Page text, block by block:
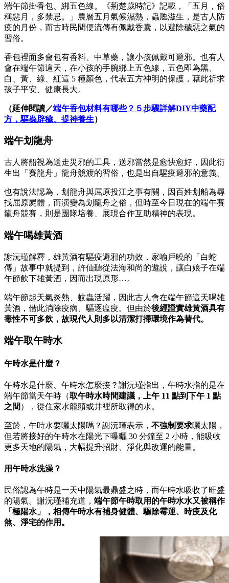
端午節掛香包、綁五色線。《荊楚歲時記》記載，「五月，俗
稱惡月，多禁忌。」農曆五月氣候濕熱，蟲虺滋生，是古人防
疫的月份，而古時民間便流傳有佩戴香囊，以避除穢惡之氣的
習俗。
香包裡面多會包有香料、中草藥，讓小孩佩戴可避邪。也有人
會在端午節這天，在小孩的手腕綁上五色線，五色即為黑、
白、黃、綠、紅這 5 種顏色，代表五方神明的保護，藉此祈求
孩子平安、健康長大。
（延伸閱讀／端午香包材料有哪些？５步驟詳解DIY中藥配
方，驅蟲辟穢、提神養生）
端午划龍舟
古人將船視為送走災邪的工具，送邪當然是愈快愈好，因此衍
生出「賽龍舟」龍舟競渡的習俗，也是出自驅疫避邪的意義。
也有說法認為，划龍舟與屈原投江之事有關，因百姓划船為尋
找屈原屍體，而演變為划龍舟之俗，但時至今日現在的端午賽
龍舟競賽，則是團隊培養、展現合作互助精神的表現。
端午喝雄黃酒
謝沅瑾解釋，雄黃酒有驅疫避邪的功效，家喻戶曉的「白蛇
傳」故事中就提到，許仙聽從法海和尚的遊說，讓白娘子在端
午節飲下雄黃酒，因而出現原形…。
端午節起天氣炎熱、蚊蟲活躍，因此古人會在端午節這天喝雄
黃酒，借此消除疫病、驅逐瘟疫。但由於後經證實雄黃酒具有
毒性不可多飲，故現代人則多以清潔打掃環境作為替代。
端午取午時水
午時水是什麼？
午時水是什麼、午時水怎麼接？謝沅瑾指出，午時水指的是在
端午節當天午時（取午時水時間建議，上午 11 點到下午 1 點
之間 ），從住家水龍頭或井裡所取得的水。
至於，午時水要曬太陽嗎？謝沅瑾表示， 不強制要求曬太陽，
但若將接好的午時水在陽光下曝曬 30 分鐘至 2 小時，能吸收
更多天地的陽氣，大幅提升招財、淨化與改運的能量。
用午時水洗澡？
民俗認為午時是一天中陽氣最鼎盛之時，而午時水吸收了旺盛
的陽氣。謝沅瑾補充道， 端午節午時取用的午時水水又被稱作
「極陽水」，相傳午時水有補身健體、驅除霉運、時疫及化
煞、淨宅的作用。